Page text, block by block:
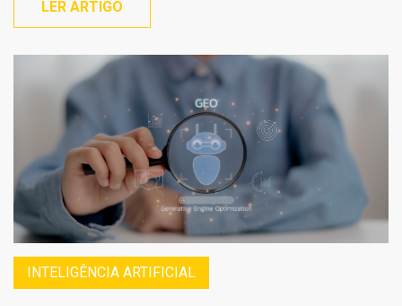
LER ARTIGO
INTELIGÊNCIA ARTIFICIAL